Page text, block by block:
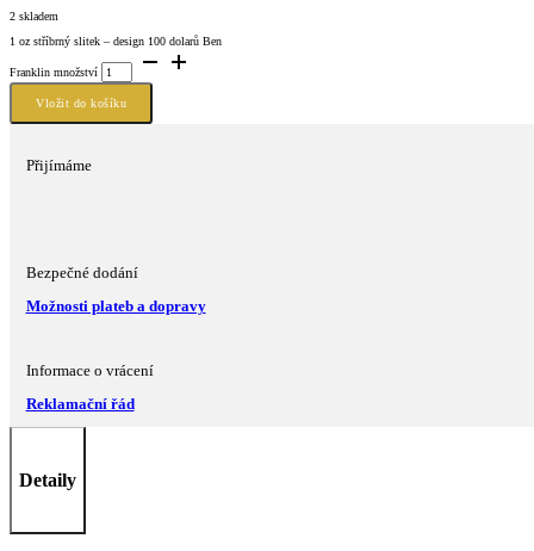
2 skladem
1 oz stříbrný slitek – design 100 dolarů Ben
Franklin množství
Vložit do košíku
Přijímáme
Bezpečné dodání
Možnosti plateb a dopravy
Informace o vrácení
Reklamační řád
Detaily